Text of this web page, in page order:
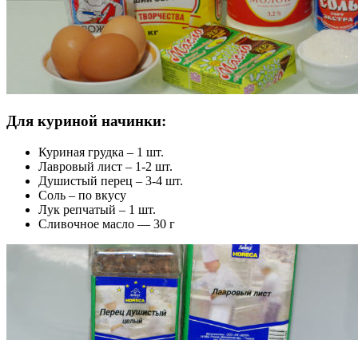
Для куриной начинки:
Куриная грудка – 1 шт.
Лавровый лист – 1-2 шт.
Душистый перец – 3-4 шт.
Соль – по вкусу
Лук репчатый – 1 шт.
Сливочное масло — 30 г